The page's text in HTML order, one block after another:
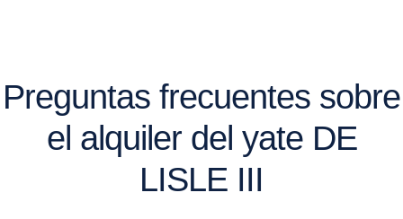
Preguntas frecuentes sobre
el alquiler del yate DE
LISLE III